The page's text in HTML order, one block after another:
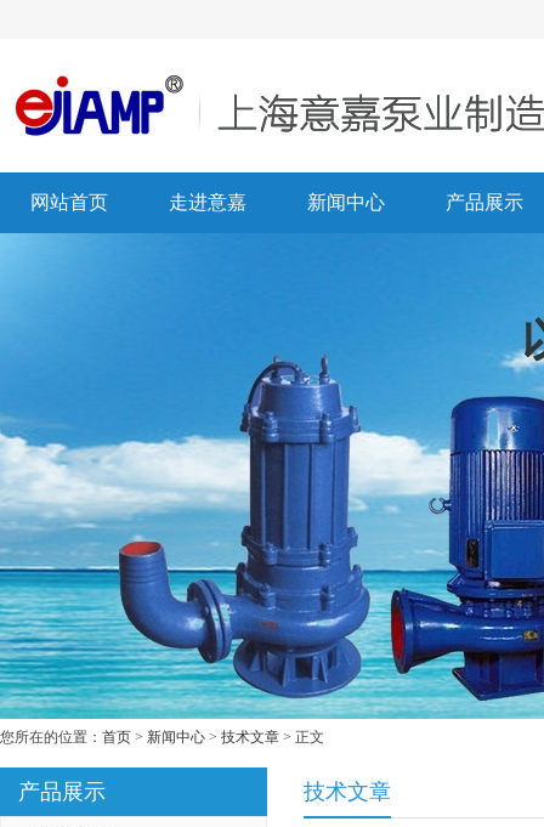
网站首页 走进意嘉 新闻中心 产品展示
您所在的位置： 首页 > 新闻中心 > 技术文章 > 正文
产品展示 技术文章